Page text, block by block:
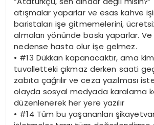
atışmalar yaparlar ve esas kahve
baristaları işe gitmemelerini, ücretsiz
almaları yönünde baskı yaparlar.
nedense hasta olur işe gelmez.
• #13 Dükkan kapanacaktır, ama
tuvalletteki çıkmaz derken saati
zabıta çağrılır ve ceza yazılması
olayda sosyal medyada karalama
düzenlenerek her yere yazılır
• #14 Tüm bu yaşananları